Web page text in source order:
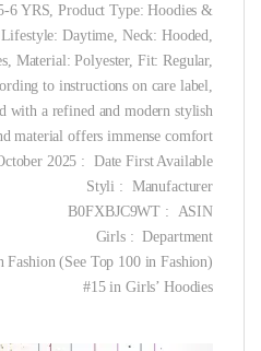
6 YRS, Product Type: Hoodies &
Daytime, Neck: Hooded,
Material: Polyester, Fit: Regular,
to instructions on care label,
with a refined and modern stylish
material offers immense comfort
Date First Available ‏ : ‎ 22 October 2025
Manufacturer ‏ : ‎ Styli
ASIN ‏ : ‎ B0FXBJC9WT
Department ‏ : ‎ Girls
Fashion (See Top 100 in Fashion)
#15 in Girls’ Hoodies